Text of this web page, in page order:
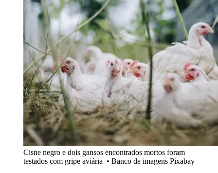
Cisne negro e dois gansos encontrados mortos foram
testados com gripe aviária • Banco de imagens Pixabay